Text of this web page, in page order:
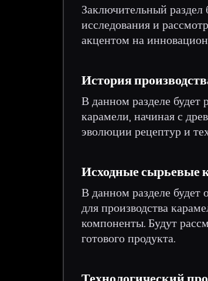
Заключительный раздел
исследования и
акцентом на
История
В данном разделе будет
карамели, начиная с
эволюции рецептур и
Исходные сырьевые
В данном разделе будет
для производства
компоненты. Будут
готового продукта.